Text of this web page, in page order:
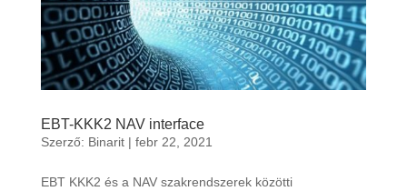
EBT-KKK2 NAV interface
Szerző: Binarit| febr 22, 2021
EBT KKK2 és a NAV szakrendszerek közötti